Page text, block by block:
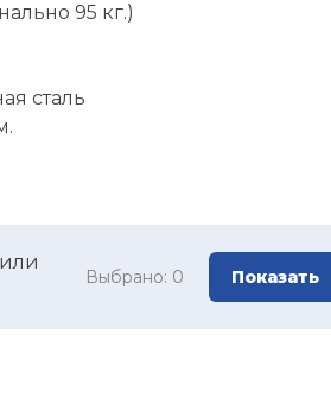
95 кг.)
сталь
Выбрано: 0 Показать